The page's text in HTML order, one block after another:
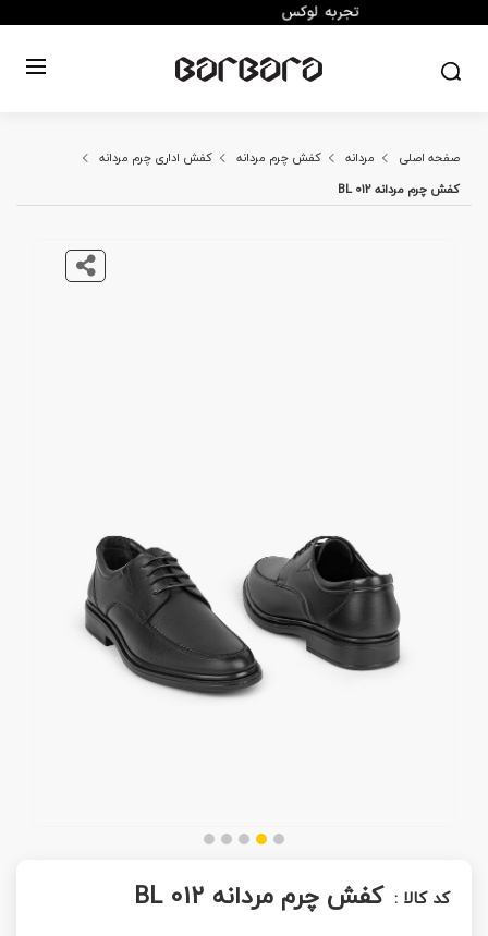
صفحه اصلی مردانه کفش چرم مردانه
کفش اداری چرم مردانه
کفش چرم مردانه BL 012
کد کالا : کفش چرم مردانه BL 012